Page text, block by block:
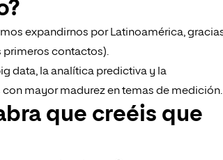
expandirnos por Latinoamérica,
primeros contactos).
data, la analítica predictiva y la
mayor madurez en temas de medición.
que creéis que